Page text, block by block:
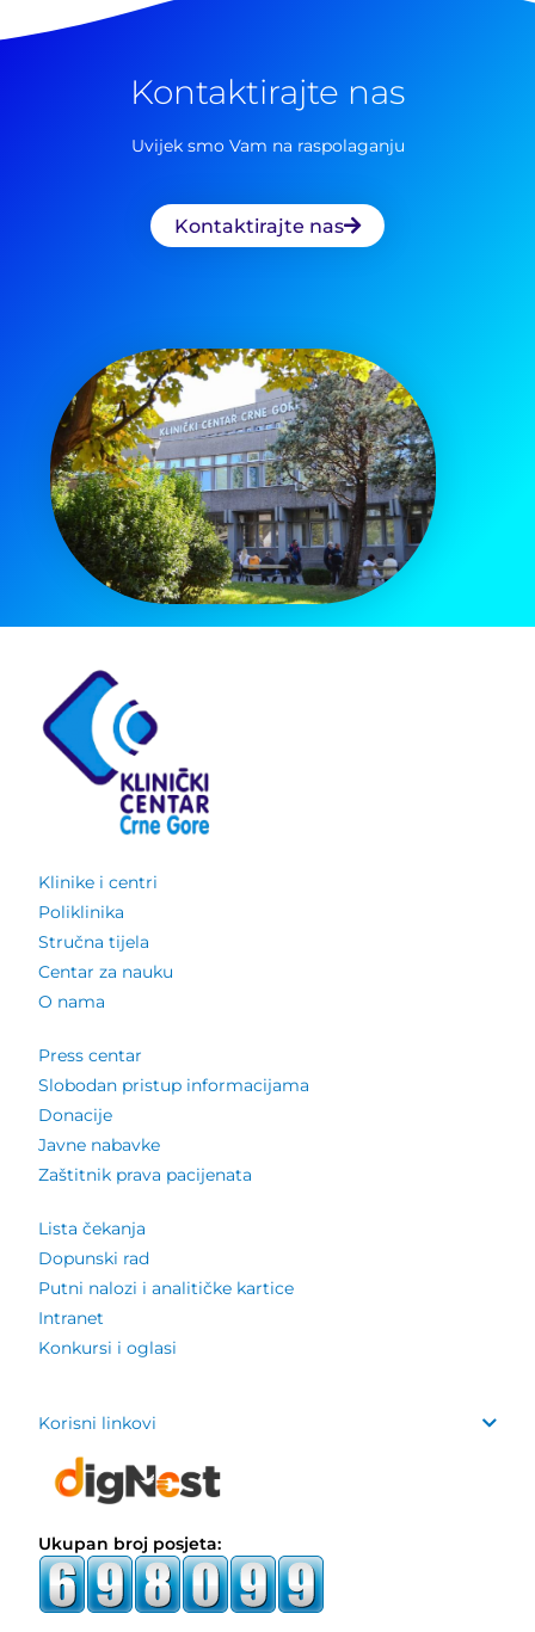
Pretraga
Kontaktirajte nas
Uvijek smo Vam na raspolaganju
Kontaktirajte nas
Klinike i centri
Poliklinika
Stručna tijela
Centar za nauku
O nama
Press centar
Slobodan pristup informacijama
Donacije
Javne nabavke
Zaštitnik prava pacijenata
Lista čekanja
Dopunski rad
Putni nalozi i analitičke kartice
Intranet
Konkursi i oglasi
Korisni linkovi
Ukupan broj posjeta: